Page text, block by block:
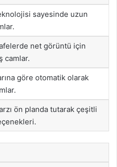
sayesinde uzun
net görüntü için
camlar.
göre otomatik olarak
ön planda tutarak çeşitli